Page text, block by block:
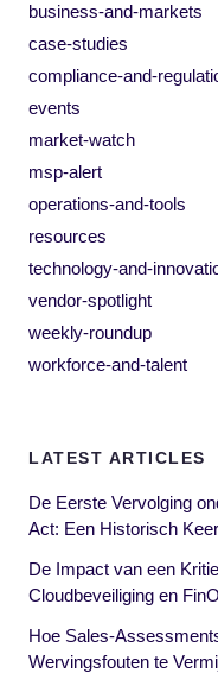
business-and-markets
case-studies
compliance-and-
events
market-watch
msp-alert
operations-and-tools
resources
technology-and-
vendor-spotlight
weekly-roundup
workforce-and-talent
LATEST ARTICLES
De Eerste Vervolging
Act: Een Historisch
De Impact van een
Cloudbeveiliging en
Hoe Sales-
Wervingsfouten te